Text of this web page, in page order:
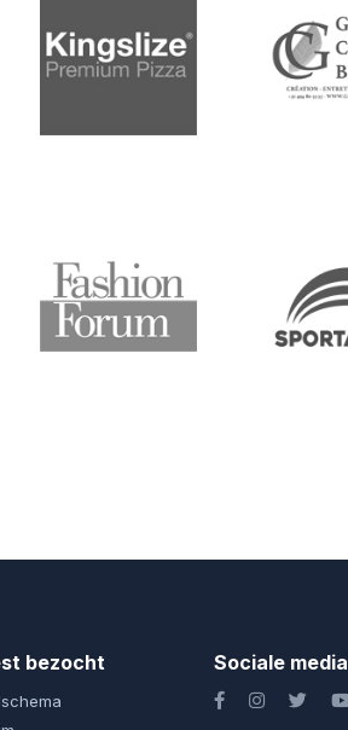
bezocht Sociale media